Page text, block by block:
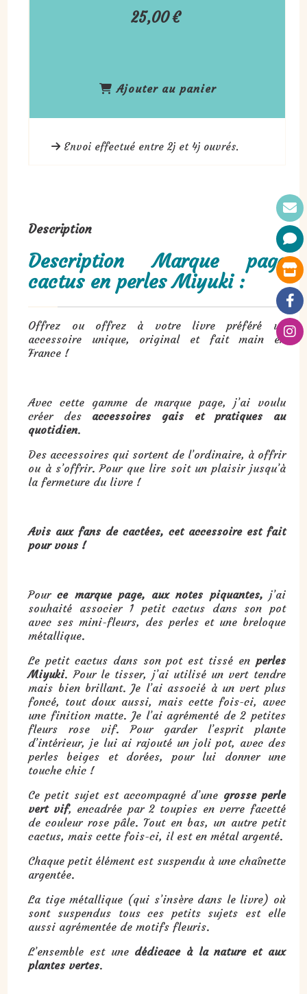
25,00€
Ajouter au panier
Envoi effectué entre 2j et 4j ouvrés.
Description
Description Marque page
cactus en perles Miyuki :
Offrez ou offrez à votre livre préféré un
accessoire unique, original et fait main en
France !
Avec cette gamme de marque page, j’ai voulu
créer des accessoires gais et pratiques au
quotidien.
Des accessoires qui sortent de l’ordinaire, à offrir
ou à s’offrir. Pour que lire soit un plaisir jusqu’à
la fermeture du livre !
Avis aux fans de cactées, cet accessoire est fait
pour vous !
Pource marque page, aux notes piquantes, j’ai
souhaité associer 1 petit cactus dans son pot
avec ses mini-fleurs, des perles et une breloque
métallique.
Le petit cactus dans son pot est tissé en perles
Miyuki. Pour le tisser, j’ai utilisé un vert tendre
mais bien brillant. Je l’ai associé à un vert plus
foncé, tout doux aussi, mais cette fois-ci, avec
une finition matte. Je l’ai agrémenté de 2 petites
fleurs rose vif. Pour garder l’esprit plante
d’intérieur, je lui ai rajouté un joli pot, avec des
perles beiges et dorées, pour lui donner une
touche chic !
Ce petit sujet est accompagné d’une grosse perle
vert vif, encadrée par 2 toupies en verre facetté
de couleur rose pâle. Tout en bas, un autre petit
cactus, mais cette fois-ci, il est en métal argenté.
Chaque petit élément est suspendu à une chaînette
argentée.
La tige métallique (qui s’insère dans le livre) où
sont suspendus tous ces petits sujets est elle
aussi agrémentée de motifs fleuris.
L’ensemble est une dédicace à la nature et aux
plantes vertes.